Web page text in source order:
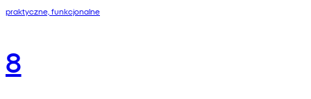
praktyczne, funkcjonalne
8